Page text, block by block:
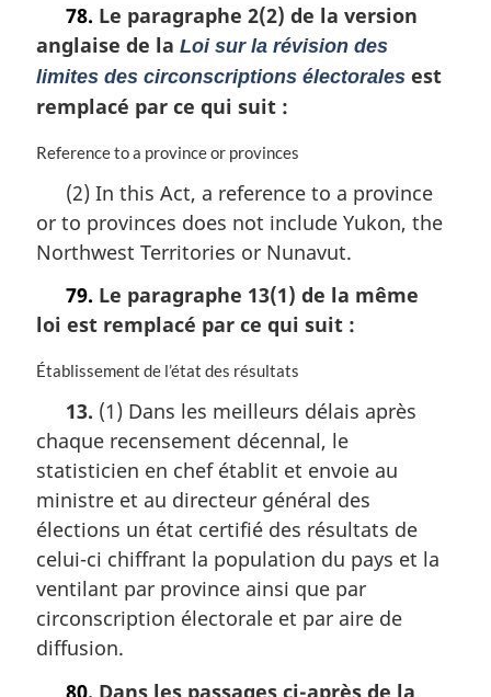
e
m
a
r
i
l
e
78. Le paragraphe 2(2) de la version
anglaise de la Loi sur la révision des
limites des circonscriptions électorales est
remplacé par ce qui suit :
N
e
m
g
i
n
a
:
Reference to a province or provinces
(2) In this Act, a reference to a province
or to provinces does not include Yukon, the
Northwest Territories or Nunavut.
79. Le paragraphe 13(1) de la même
loi est remplacé par ce qui suit :
N
e
m
r
g
i
a
l
e
Établissement de l’état des résultats
13. (1) Dans les meilleurs délais après
chaque recensement décennal, le
statisticien en chef établit et envoie au
ministre et au directeur général des
élections un état certifié des résultats de
celui-ci chiffrant la population du pays et la
ventilant par province ainsi que par
circonscription électorale et par aire de
diffusion.
80. Dans les passages ci-après de la